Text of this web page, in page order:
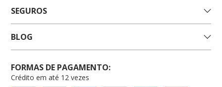
SEGUROS
BLOG
FORMAS DE PAGAMENTO:
Crédito em até 12 vezes